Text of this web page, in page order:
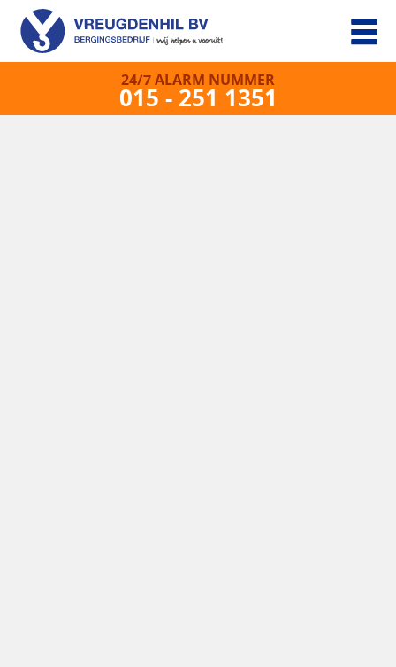
24/7 ALARM NUMMER
015 - 251 1351